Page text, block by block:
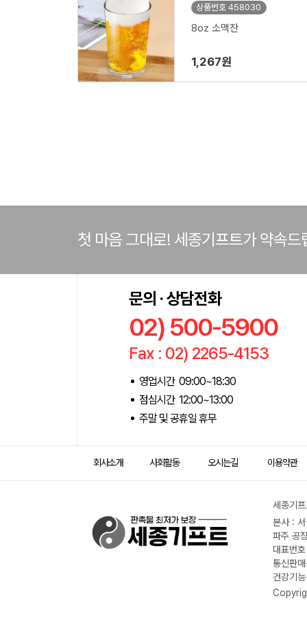
상품번호 458030
8oz 소맥잔
1,267원
첫 마음 그대로! 세종기프트가 약속드
문의 · 상담전화
02) 500-5900
Fax : 02) 2265-4153
영업시간 09:00~18:30
점심시간 12:00~13:00
주말 및 공휴일 휴무
회사소개 사회활동 오시는길 이용약관
세종기
본사 :
파주 공
대표번
통신판
건강기